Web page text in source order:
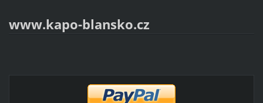
www.kapo-blansko.cz